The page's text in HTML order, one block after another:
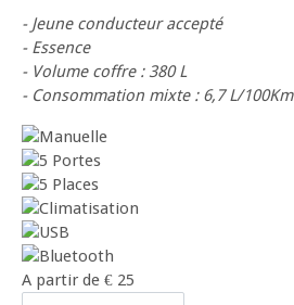
- Jeune conducteur accepté
- Essence
- Volume coffre : 380 L
- Consommation mixte : 6,7 L/100Km
A partir de € 25